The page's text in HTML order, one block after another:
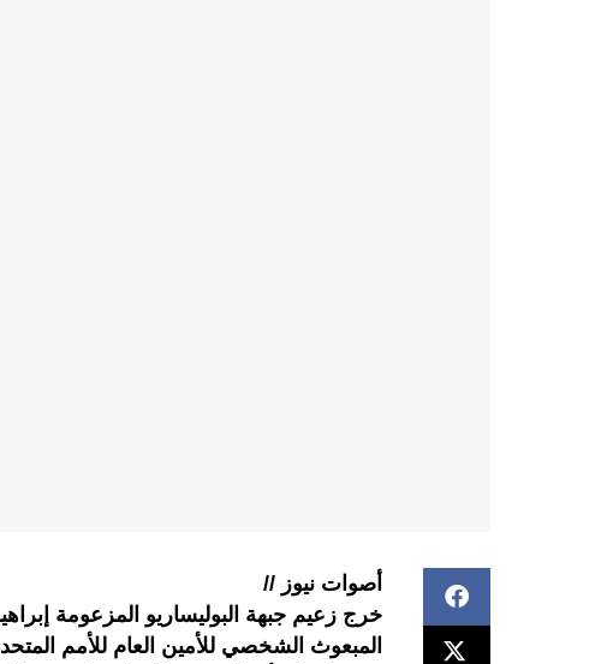
أصوات نيوز //
خرج زعيم جبهة البوليساريو المزعومة
المبعوث الشخصي للأمين العام للأمم